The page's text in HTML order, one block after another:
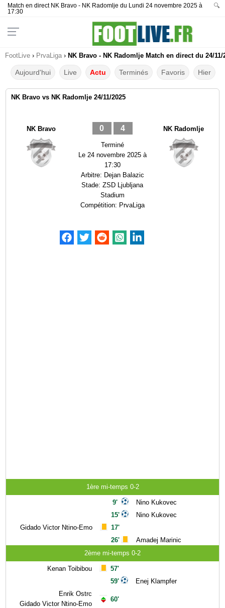
Match en direct NK Bravo - NK Radomlje du Lundi 24 novembre 2025 à
17:30
🔍
FootLive › PrvaLiga › NK Bravo - NK Radomlje Match en direct du 24/11/
Aujourd'hui Live Actu Terminés Favoris Hier
NK Bravo vs NK Radomlje 24/11/2025
NK Bravo 0 4
Terminé
Le 24 novembre 2025 à
17:30
Arbitre: Dejan Balazic
Stade:ZSD Ljubljana
Stadium
Compétition: PrvaLiga
NK Radomlje
1ère mi-temps 0-2
Gidado Victor Ntino-Emo
9'
15'
17'
26'
Nino Kukovec
Nino Kukovec
Amadej Marinic
2ème mi-temps 0-2
Kenan Toibibou
Enrik Ostrc
Gidado Victor Ntino-Emo
57'
59'
60'
Enej Klampfer